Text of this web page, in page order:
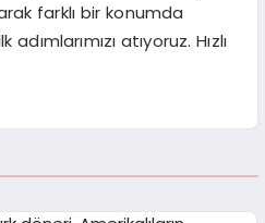
farklı bir konumda
atıyoruz. Hızlı